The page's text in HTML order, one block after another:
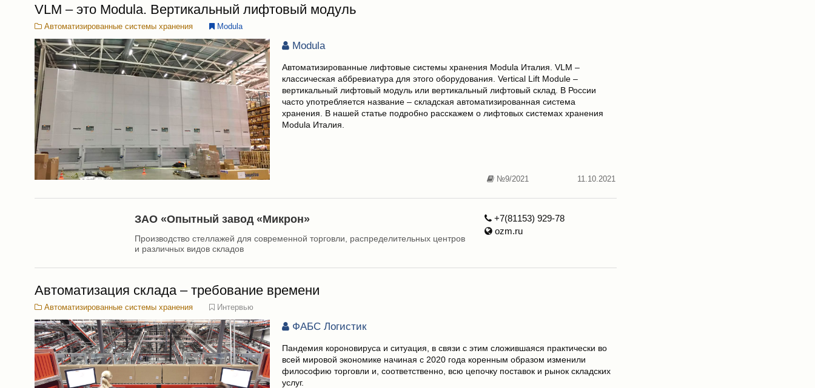
VLM – это Modula. Вертикальный лифтовый модуль
Автоматизированные системы хранения Modula
Modula
Автоматизированные лифтовые системы хранения Modula Италия. VLM –
классическая аббревиатура для этого оборудования. Vertical Lift Module –
вертикальный лифтовый модуль или вертикальный лифтовый склад. В России
часто употребляется название – складская автоматизированная система
хранения. В нашей статье подробно расскажем о лифтовых системах хранения
Modula Италия.
№9/2021 11.10.2021
ЗАО «Опытный завод «Микрон»
Производство стеллажей для современной торговли, распределительных центров
и различных видов складов
+7(81153) 929-78
ozm.ru
Автоматизация склада – требование времени
Автоматизированные системы хранения Интервью
ФАБС Логистик
Пандемия короновируса и ситуация, в связи с этим сложившаяся практически во
всей мировой экономике начиная с 2020 года коренным образом изменили
философию торговли и, соответственно, всю цепочку поставок и рынок складских
услуг.